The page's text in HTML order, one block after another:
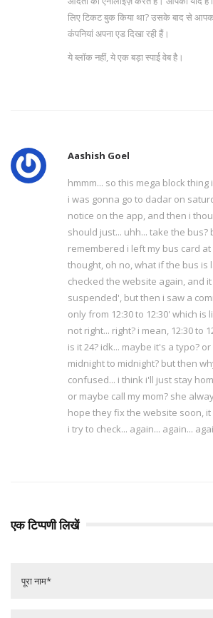
लिए टिकट बुक किया था? उसके बाद से
कंपनियां अपना एड दिखा रही हैं।
ये ब्लॉक नहीं, ये एक बड़ा स्पाई वेब है।
Aashish Goel
hmmm... so this mega block thing
i was gonna go to dadar on
notice on the app, and then i
should just... uhh... take the bus?
remembered i left my bus card
thought, oh no, what if the bus is
checked the website again, and
suspended', but then i saw a
only from 12:30 to 12:30' which is
not right... right? i mean, 12:30 to
is it 24? idk... maybe it's a typo?
midnight to midnight? but then
confused... i think i'll just stay
or maybe call my mom? she
hope they fix the website soon,
i try to check... again... again...
एक टिप्पणी लिखें